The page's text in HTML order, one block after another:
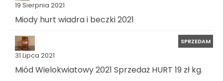
19 Sierpnia 2021
Miody hurt wiadra i beczki 2021
31 Lipca 2021
SPRZEDAM
Miód Wielokwiatowy 2021 Sprzedaż HURT 19 zł kg.